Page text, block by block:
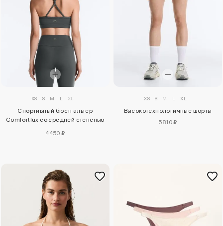
XS S M L XL
Спортивный бюстгальтер
Comfortlux со средней степенью
4450 ₽
XS S M L XL
Высокотехнологичные шорты
5810 ₽